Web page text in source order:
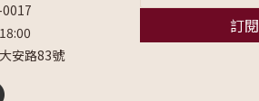
安路83號
訂